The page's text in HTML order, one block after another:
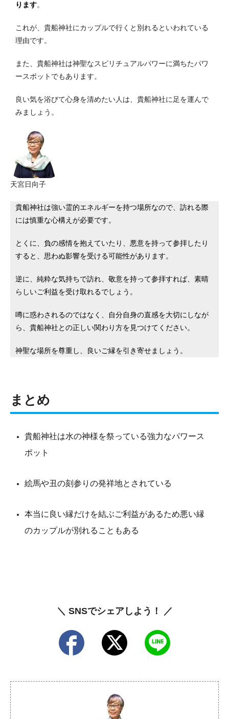
ります。
これが、貴船神社にカップルで行くと別れるといわれている
理由です。
また、貴船神社は神聖なスピリチュアルパワーに満ちたパワ
ースポットでもあります。
良い気を浴びて心身を清めたい人は、貴船神社に足を運んで
みましょう。
天宮日向子
貴船神社は強い霊的エネルギーを持つ場所なので、訪れる際
には慎重な心構えが必要です。
とくに、負の感情を抱えていたり、悪意を持って参拝したり
すると、思わぬ影響を受ける可能性があります。
逆に、純粋な気持ちで訪れ、敬意を持って参拝すれば、素晴
らしいご利益を受け取れるでしょう。
噂に惑わされるのではなく、自分自身の直感を大切にしなが
ら、貴船神社との正しい関わり方を見つけてください。
神聖な場所を尊重し、良いご縁を引き寄せましょう。
まとめ
貴船神社は水の神様を祭っている強力なパワース
ポット
絵馬や丑の刻参りの発祥地とされている
本当に良い縁だけを結ぶご利益があるため悪い縁
のカップルが別れることもある
＼ SNSでシェアしよう！ ／